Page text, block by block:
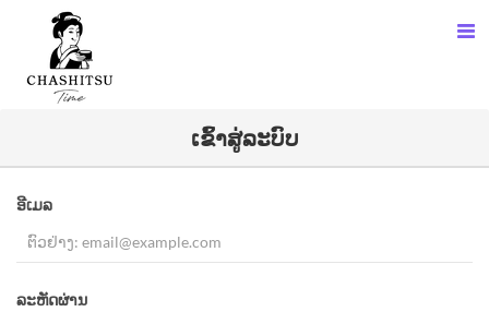
ເຂົ້າສູ່ລະບົບ
ອີເມລ
ລະຫັດຜ່ານ